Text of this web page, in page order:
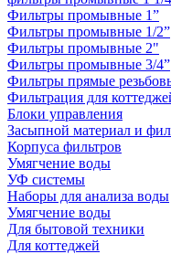
Фильтры промывные 1”
Фильтры промывные 1/2”
Фильтры промывные 2"
Фильтры промывные 3/4”
Фильтры прямые
Фильтрация для
Блоки управления
Засыпной материал и
Корпуса фильтров
Умягчение воды
УФ системы
Наборы для анализа воды
Умягчение воды
Для бытовой техники
Для коттеджей